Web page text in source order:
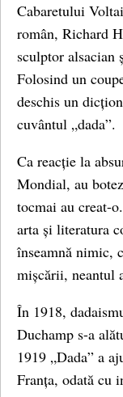
Cabaretului
român, Richard
sculptor alsacian
Folosind un
deschis un
cuvântul „dada”.
Ca reacție la
Mondial, au
tocmai au creat-
arta și literatura
înseamnă nimic,
mișcării, neantul
În 1918,
Duchamp s-a
1919 „Dada” a
Franța, odată cu